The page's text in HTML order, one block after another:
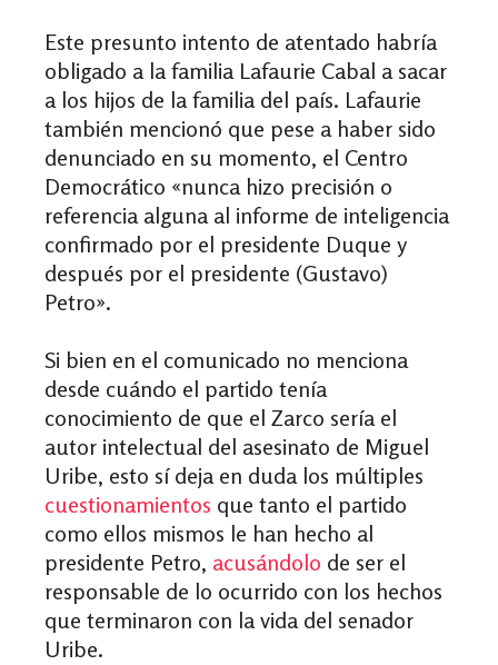
Este presunto intento de atentado habría
obligado a la familia Lafaurie Cabal a sacar
a los hijos de la familia del país. Lafaurie
también mencionó que pese a haber sido
denunciado en su momento, el Centro
Democrático «nunca hizo precisión o
referencia alguna al informe de inteligencia
confirmado por el presidente Duque y
después por el presidente (Gustavo)
Petro».
Si bien en el comunicado no menciona
desde cuándo el partido tenía
conocimiento de que el Zarco sería el
autor intelectual del asesinato de Miguel
Uribe, esto sí deja en duda los múltiples
cuestionamientos que tanto el partido
como ellos mismos le han hecho al
presidente Petro, acusándolo de ser el
responsable de lo ocurrido con los hechos
que terminaron con la vida del senador
Uribe.